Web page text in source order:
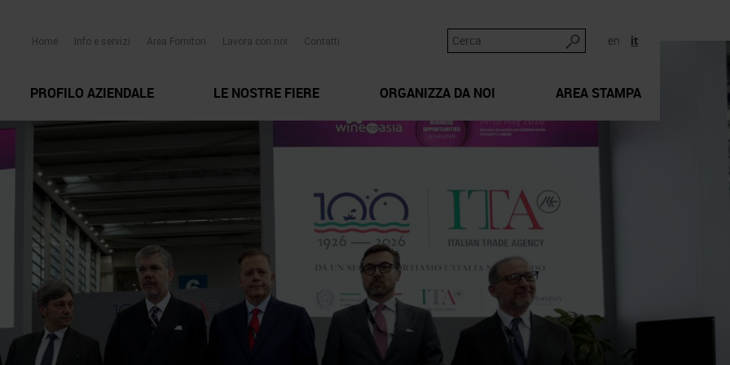
en it
Home Info e servizi Area Fornitori Lavora con noi Contatti
PROFILO AZIENDALE LE NOSTRE FIERE ORGANIZZA DA NOI AREA STAMPA